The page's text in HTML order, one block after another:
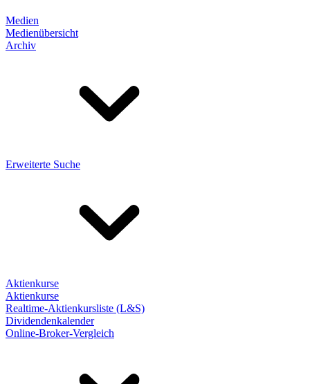
Medien
Medienübersicht
Archiv
Erweiterte Suche
Aktienkurse
Aktienkurse
Realtime-Aktienkursliste (L&S)
Dividendenkalender
Online-Broker-Vergleich